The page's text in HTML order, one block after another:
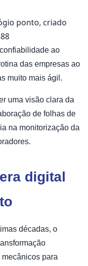
ponto, criado
ao
das empresas ao
muito mais ágil.
uma visão clara da
de folhas de
na monitorização da
digital
décadas, o
para